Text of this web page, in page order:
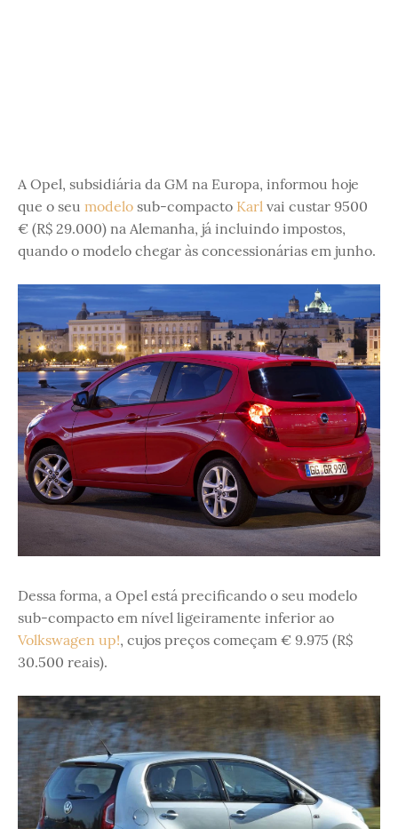
A Opel, subsidiária da GM na Europa, informou hoje
que o seu modelo sub-compacto Karl vai custar 9500
€ (R$ 29.000) na Alemanha, já incluindo impostos,
quando o modelo chegar às concessionárias em junho.
Dessa forma, a Opel está precificando o seu modelo
sub-compacto em nível ligeiramente inferior ao
Volkswagen up!, cujos preços começam € 9.975 (R$
30.500 reais).